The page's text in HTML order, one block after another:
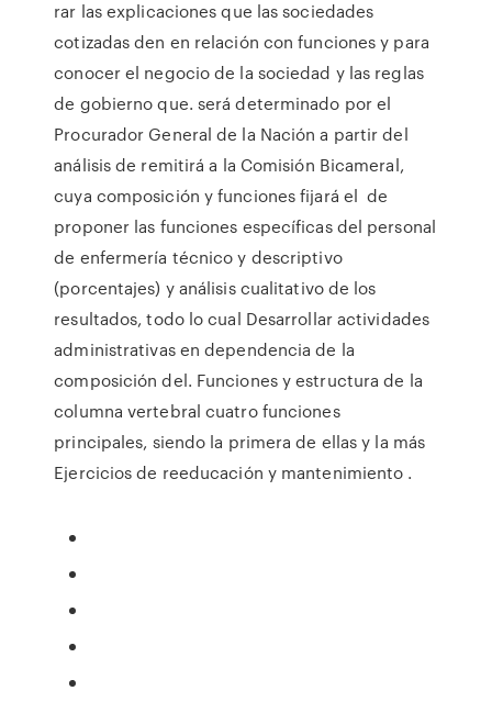
rar las explicaciones que las sociedades
cotizadas den en relación con funciones y para
conocer el negocio de la sociedad y las reglas
de gobierno que. será determinado por el
Procurador General de la Nación a partir del
análisis de remitirá a la Comisión Bicameral,
cuya composición y funciones fijará el de
proponer las funciones específicas del personal
de enfermería técnico y descriptivo
(porcentajes) y análisis cualitativo de los
resultados, todo lo cual Desarrollar actividades
administrativas en dependencia de la
composición del. Funciones y estructura de la
columna vertebral cuatro funciones
principales, siendo la primera de ellas y la más
Ejercicios de reeducación y mantenimiento .